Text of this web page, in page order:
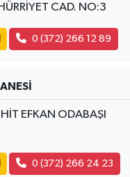
CAD. NO:3
0 (372) 266 12 89
EFKAN ODABAŞI
0 (372) 266 24 23